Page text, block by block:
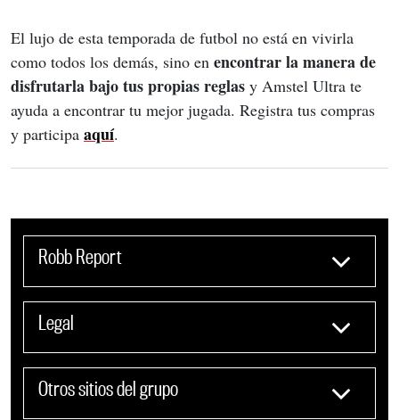
El lujo de esta temporada de futbol no está en vivirla
como todos los demás, sino en encontrar la manera de
disfrutarla bajo tus propias reglas y Amstel Ultra te
ayuda a encontrar tu mejor jugada. Registra tus compras
y participa aquí.
Robb Report
Legal
Otros sitios del grupo